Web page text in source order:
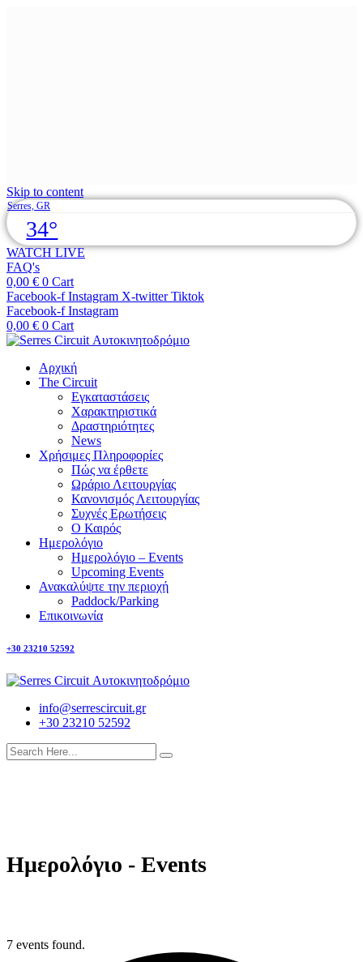
Skip to content
Serres, GR
34°
WATCH LIVE
FAQ's
0,00 € 0 Cart
Facebook-f Instagram X-twitter Tiktok
Facebook-f Instagram
0,00 € 0 Cart
Αρχική
The Circuit
Εγκαταστάσεις
Χαρακτηριστικά
Δραστηριότητες
News
Χρήσιμες Πληροφορίες
Πώς να έρθετε
Ωράριο Λειτουργίας
Κανονισμός Λειτουργίας
Συχνές Ερωτήσεις
Ο Καιρός
Ημερολόγιο
Ημερολόγιο – Events
Upcoming Events
Ανακαλύψτε την περιοχή
Paddock/Parking
Επικοινωνία
+30 23210 52592
info@serrescircuit.gr
+30 23210 52592
Ημερολόγιο - Events
7 events found.